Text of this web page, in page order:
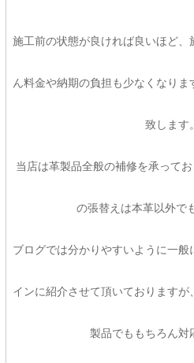
施工前の状態が良ければ良いほど、
ん料金や納期の負担も少なくなり
致します。
当店は革製品全般の補修を承って
の張替えは本革以外で
ブログでは分かりやすいように一般
インに紹介させて頂いております
製品でももちろん対